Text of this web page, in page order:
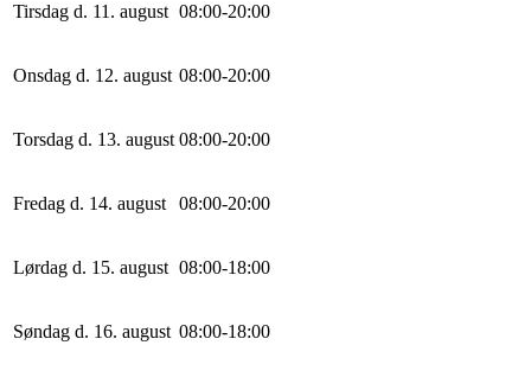
Tirsdag d. 11. august 08:00-20:00
Onsdag d. 12. august 08:00-20:00
Torsdag d. 13. august 08:00-20:00
Fredag d. 14. august 08:00-20:00
Lørdag d. 15. august 08:00-18:00
Søndag d. 16. august 08:00-18:00